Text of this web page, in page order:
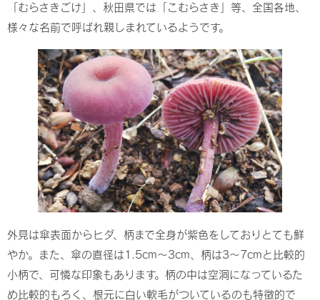
「むらさきごけ」、秋田県では「こむらさき」等、全国各地、
様々な名前で呼ばれ親しまれているようです。
外見は傘表面からヒダ、柄まで全身が紫色をしておりとても鮮
やか。また、傘の直径は1.5cm～3cm、柄は3～7cmと比較的
小柄で、可憐な印象もあります。柄の中は空洞になっているた
め比較的もろく、根元に白い軟毛がついているのも特徴的で